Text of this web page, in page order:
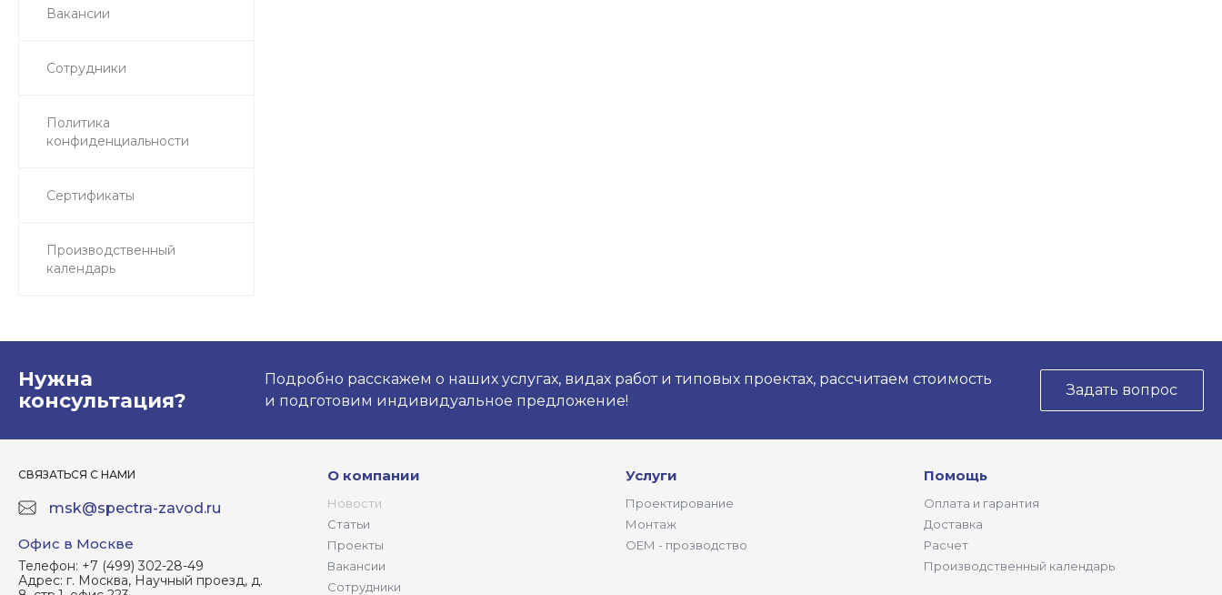
Вакансии
Сотрудники
Политика
конфиденциальности
Сертификаты
Производственный
календарь
Нужна
консультация?
Подробно расскажем о наших услугах, видах работ и типовых проектах, рассчитаем стоимость
и подготовим индивидуальное предложение!
Задать вопрос
СВЯЗАТЬСЯ С НАМИ
msk@spectra-zavod.ru
Офис в Москве
Телефон: +7 (499) 302-28-49
Адрес: г. Москва, Научный проезд, д.
О компании
Новости
Статьи
Проекты
Вакансии
Сотрудники
Услуги
Проектирование
Монтаж
ОЕМ - прозводство
Помощь
Оплата и гарантия
Доставка
Расчет
Производственный календарь